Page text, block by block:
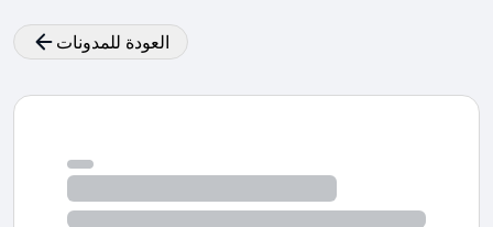
العودة للمدونات